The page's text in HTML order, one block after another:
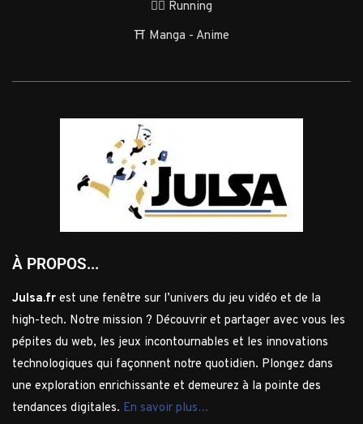
🏃‍♂️ Running
⛩️ Manga - Anime
À PROPOS...
Julsa.fr est une fenêtre sur l’univers du jeu vidéo et de la
high-tech. Notre mission ? Découvrir et partager avec vous les
pépites du web, les jeux incontournables et les innovations
technologiques qui façonnent notre quotidien. Plongez dans
une exploration enrichissante et demeurez à la pointe des
tendances digitales. En savoir plus…